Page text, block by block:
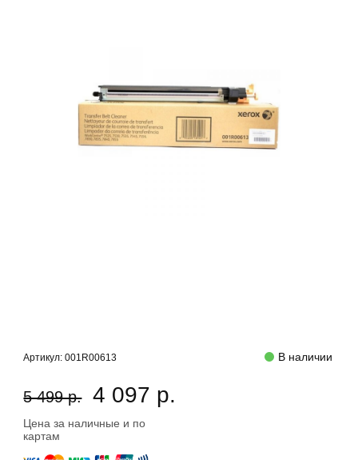
Артикул:001R00613 В наличии
5 499 р. 4 097 р.
Цена за наличные и по
картам